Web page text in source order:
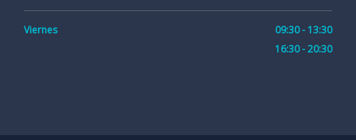
Viernes
09:30 - 13:30
16:30 - 20:30